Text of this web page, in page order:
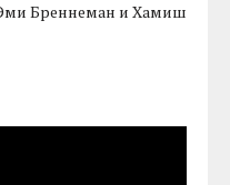
Бреннеман и Хамиш